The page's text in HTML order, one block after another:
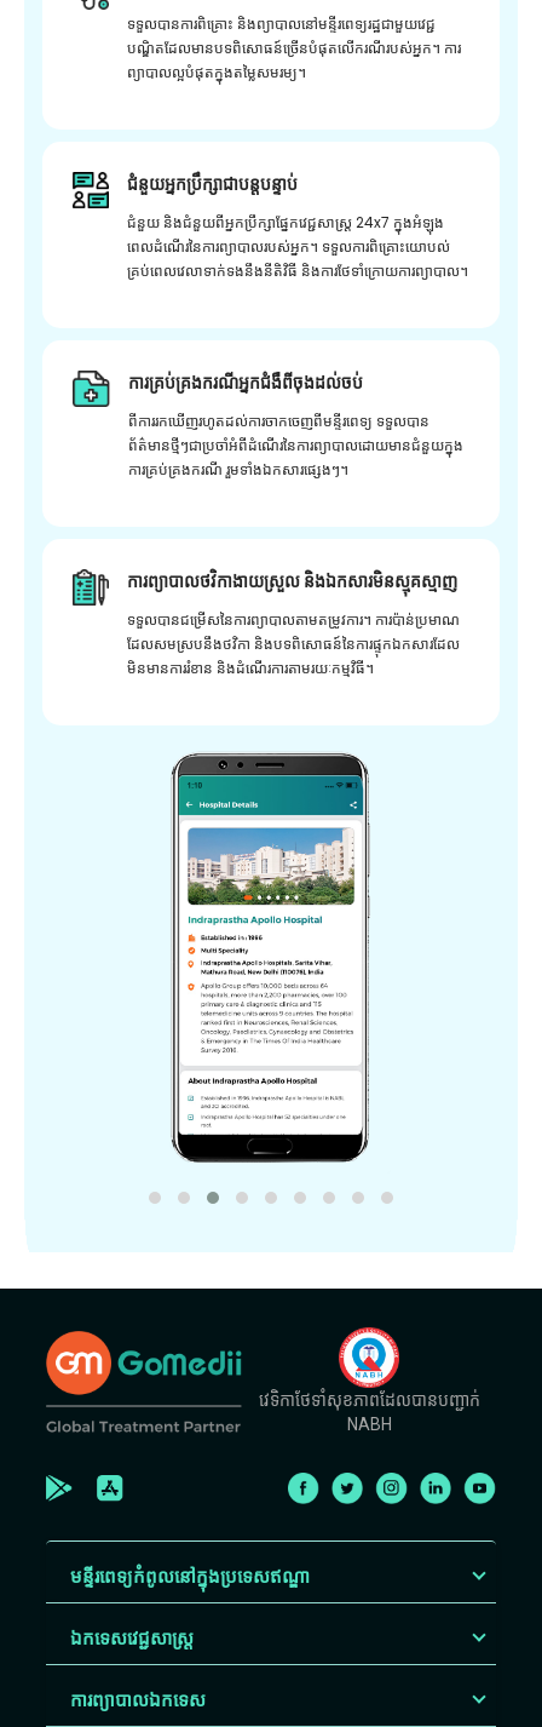
ទទួលបានការពិគ្រោះ និងព្យាបាលនៅមន្ទីរពេទ្យរដ្ឋជាមួយវេជ្ជ
បណ្ឌិតដែលមានបទពិសោធន៍ច្រើនបំផុតលើករណីរបស់អ្នក។ ការ
ព្យាបាលល្អបំផុតក្នុងតម្លៃសមរម្យ។
ជំនួយអ្នកប្រឹក្សាជាបន្តបន្ទាប់
ជំនួយ និងជំនួយពីអ្នកប្រឹក្សាផ្នែកវេជ្ជសាស្រ្ត 24x7 ក្នុងអំឡុង
ពេលដំណើរនៃការព្យាបាលរបស់អ្នក។ ទទួលការពិគ្រោះយោបល់
គ្រប់ពេលវេលាទាក់ទងនឹងនីតិវិធី និងការថែទាំក្រោយការព្យាបាល។
ការគ្រប់គ្រងករណីអ្នកជំងឺពីចុងដល់ចប់
ពីការរកឃើញរហូតដល់ការចាកចេញពីមន្ទីរពេទ្យ ទទួលបាន
ព័ត៌មានថ្មីៗជាប្រចាំអំពីដំណើរនៃការព្យាបាលដោយមានជំនួយក្នុង
ការគ្រប់គ្រងករណី រួមទាំងឯកសារផ្សេងៗ។
ការព្យាបាលថវិកាងាយស្រួល និងឯកសារមិនស្មុគស្មាញ
ទទួលបានជម្រើសនៃការព្យាបាលតាមតម្រូវការ។ ការប៉ាន់ប្រមាណ
ដែលសមស្របនឹងថវិកា និងបទពិសោធន៍នៃការផ្ទុកឯកសារដែល
មិនមានការរំខាន និងដំណើរការតាមរយៈកម្មវិធី។
វេទិកាថែទាំសុខភាពដែលបានបញ្ជាក់
NABH
មន្ទីរពេទ្យកំពូលនៅក្នុងប្រទេសឥណ្ឌា
ឯកទេសវេជ្ជសាស្ត្រ
ការព្យាបាលឯកទេស